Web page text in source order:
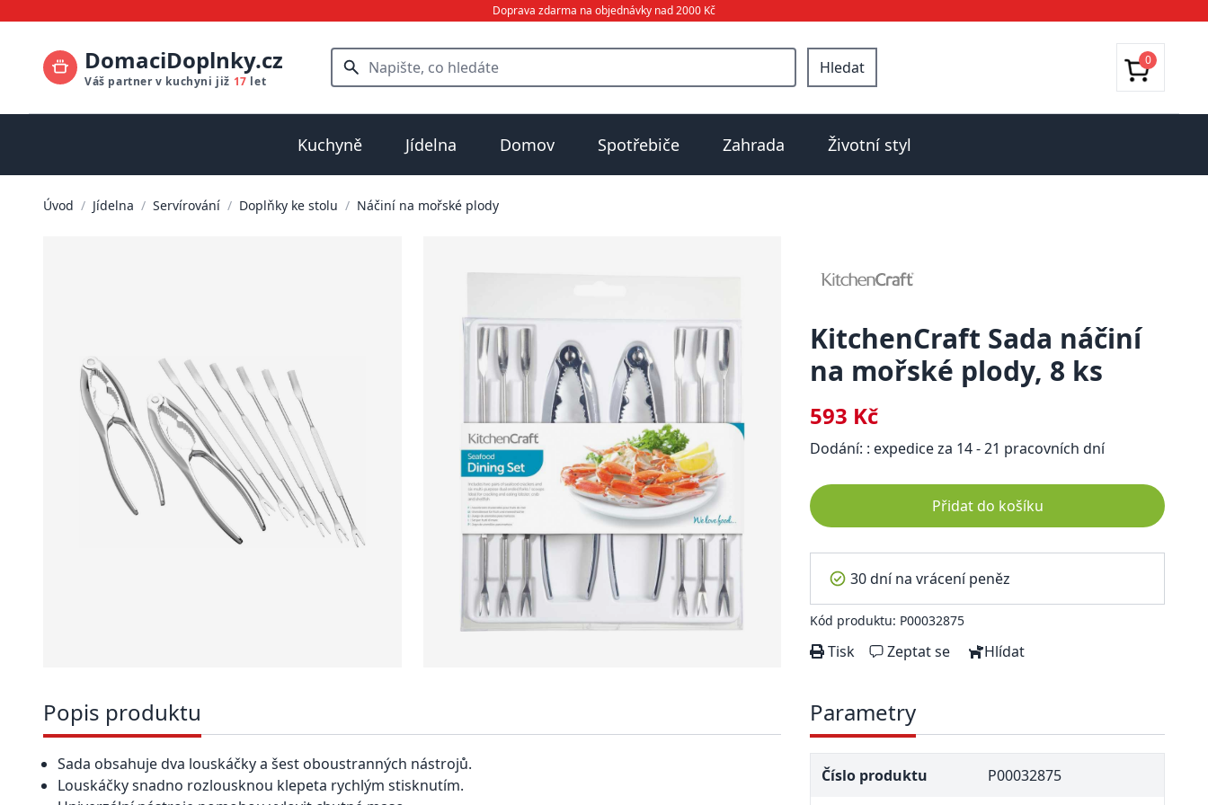
Doprava zdarma na objednávky nad 2000 Kč
DomaciDoplnky.cz
Váš partner v kuchyni již 17 let
Hledat 0
Kuchyně Jídelna Domov Spotřebiče Zahrada Životní styl
Úvod / Jídelna / Servírování / Doplňky ke stolu / Náčiní na mořské plody
KitchenCraft Sada náčiní
na mořské plody, 8 ks
593 Kč
Dodání: : expedice za 14 - 21 pracovních dní
Přidat do košíku
30 dní na vrácení peněz
Kód produktu: P00032875
Tisk Zeptat se Hlídat
Popis produktu
Sada obsahuje dva louskáčky a šest oboustranných nástrojů.
Louskáčky snadno rozlousknou klepeta rychlým stisknutím.
Parametry
Číslo produktu P00032875